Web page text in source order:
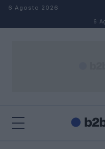
Salta al contenuto
6 Agosto 2026
6